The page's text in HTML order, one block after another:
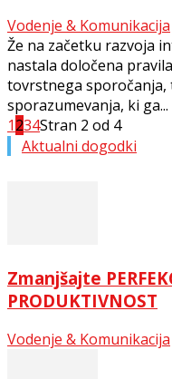
Vodenje & Komunikacija
Že na začetku razvoja
nastala določena
tovrstnega
sporazumevanja, ki ga...
1234Stran 2 od 4
Aktualni dogodki
Zmanjšajte
PRODUKTIVNOST
Vodenje & Komunikacija